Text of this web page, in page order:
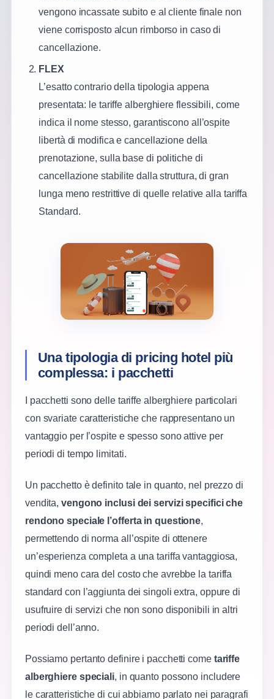
vengono incassate subito e al cliente finale non
viene corrisposto alcun rimborso in caso di
cancellazione.
FLEX
L’esatto contrario della tipologia appena
presentata: le tariffe alberghiere flessibili, come
indica il nome stesso, garantiscono all’ospite
libertà di modifica e cancellazione della
prenotazione, sulla base di politiche di
cancellazione stabilite dalla struttura, di gran
lunga meno restrittive di quelle relative alla tariffa
Standard.
Una tipologia di pricing hotel più
complessa: i pacchetti
I pacchetti sono delle tariffe alberghiere particolari
con svariate caratteristiche che rappresentano un
vantaggio per l’ospite e spesso sono attive per
periodi di tempo limitati.
Un pacchetto è definito tale in quanto, nel prezzo di
vendita,vengono inclusi dei servizi specifici che
rendono speciale l’offerta in questione,
permettendo di norma all’ospite di ottenere
un’esperienza completa a una tariffa vantaggiosa,
quindi meno cara del costo che avrebbe la tariffa
standard con l’aggiunta dei singoli extra, oppure di
usufruire di servizi che non sono disponibili in altri
periodi dell’anno.
Possiamo pertanto definire i pacchetti come tariffe
alberghiere speciali, in quanto possono includere
le caratteristiche di cui abbiamo parlato nei paragrafi